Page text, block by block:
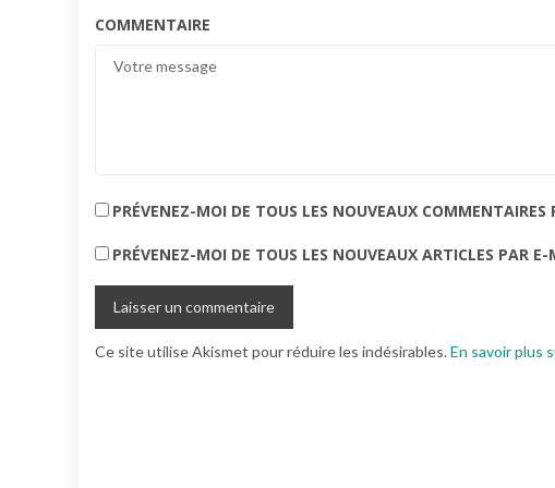
COMMENTAIRE
PRÉVENEZ-MOI DE TOUS LES NOUVEAUX COMMENTAIRES
PRÉVENEZ-MOI DE TOUS LES NOUVEAUX ARTICLES PAR E-
Ce site utilise Akismet pour réduire les indésirables.En savoir plus